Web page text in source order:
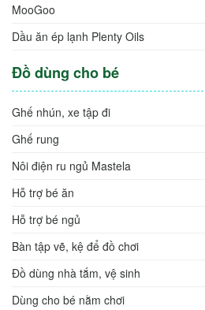
MooGoo
Dầu ăn ép lạnh Plenty Oils
Đồ dùng cho bé
Ghế nhún, xe tập đi
Ghế rung
Nôi điện ru ngủ Mastela
Hỗ trợ bé ăn
Hỗ trợ bé ngủ
Bàn tập vẽ, kệ để đồ chơi
Đồ dùng nhà tắm, vệ sinh
Dùng cho bé nằm chơi